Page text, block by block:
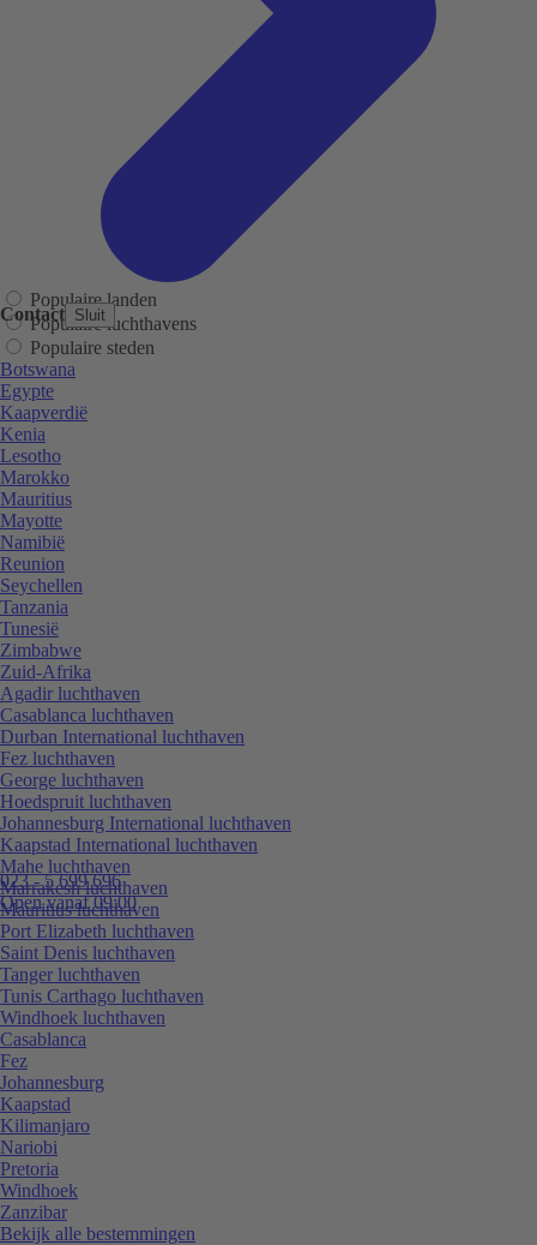
Contact Sluit
023 - 5 699 696
Open vanaf 09:00
Populaire landen
Populaire luchthavens
Populaire steden
Botswana
Egypte
Kaapverdië
Kenia
Lesotho
Marokko
Mauritius
Mayotte
Namibië
Reunion
Seychellen
Tanzania
Tunesië
Zimbabwe
Zuid-Afrika
Agadir luchthaven
Casablanca luchthaven
Durban International luchthaven
Fez luchthaven
George luchthaven
Hoedspruit luchthaven
Johannesburg International luchthaven
Kaapstad International luchthaven
Mahe luchthaven
Marrakesh luchthaven
Mauritius luchthaven
Port Elizabeth luchthaven
Saint Denis luchthaven
Tanger luchthaven
Tunis Carthago luchthaven
Windhoek luchthaven
Casablanca
Fez
Johannesburg
Kaapstad
Kilimanjaro
Nariobi
Pretoria
Windhoek
Zanzibar
Bekijk alle bestemmingen